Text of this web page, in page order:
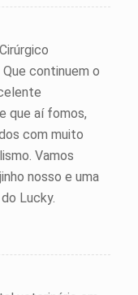
continuem o
que aí fomos,
com muito
Vamos
nosso e uma
Lucky.